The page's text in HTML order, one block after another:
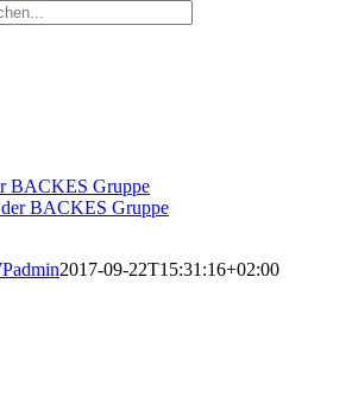
BACKES Gruppe
der BACKES Gruppe
2017-09-22T15:31:16+02:00